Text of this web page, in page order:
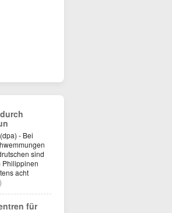
- Bei
sind
Philippinen
acht
für